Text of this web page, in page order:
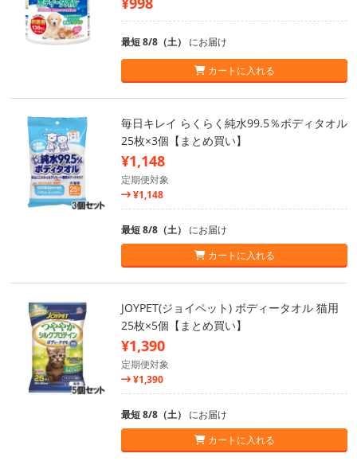
最短 8/8（土） にお届け
カートに入れる
毎日キレイ らくらく純水99.5％ボディタオル
25枚×3個【まとめ買い】
¥1,148
定期便対象
¥1,148
最短 8/8（土） にお届け
カートに入れる
JOYPET(ジョイペット) ボディータオル 猫用
25枚×5個【まとめ買い】
¥1,390
定期便対象
¥1,390
最短 8/8（土） にお届け
カートに入れる